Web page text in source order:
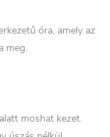
óra, amely az
meg.
moshat kezet.